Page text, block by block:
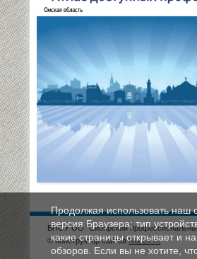
БПОУ ОО "Сибирский
© Конструктор сайтовNubex.ru
Продолжая использовать наш
версия Браузера; тип
какие страницы открывает и
обзоров. Если вы не хотите,